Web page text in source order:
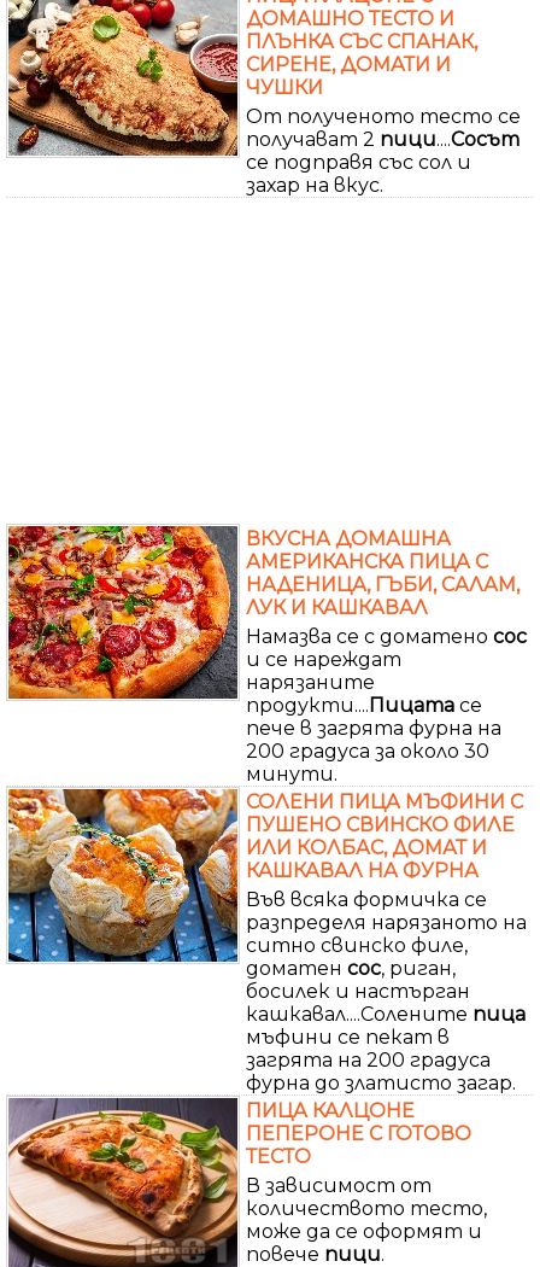
ДОМАШНО ТЕСТО И
ПЛЪНКА СЪС СПАНАК,
СИРЕНЕ, ДОМАТИ И
ЧУШКИ
От полученото тесто се
получават 2 пици....Сосът
се подправя със сол и
захар на вкус.
ВКУСНА ДОМАШНА
АМЕРИКАНСКА ПИЦА С
НАДЕНИЦА, ГЪБИ, САЛАМ,
ЛУК И КАШКАВАЛ
Намазва се с доматено сос
и се нареждат
нарязаните
продукти....Пицата се
пече в загрята фурна на
200 градуса за около 30
минути.
СОЛЕНИ ПИЦА МЪФИНИ С
ПУШЕНО СВИНСКО ФИЛЕ
ИЛИ КОЛБАС, ДОМАТ И
КАШКАВАЛ НА ФУРНА
Във всяка формичка се
разпределя нарязаното на
ситно свинско филе,
доматен сос, риган,
босилек и настърган
кашкавал....Солените пица
мъфини се пекат в
загрята на 200 градуса
фурна до златисто загар.
ПИЦА КАЛЦОНЕ
ПЕПЕРОНЕ С ГОТОВО
ТЕСТО
В зависимост от
количеството тесто,
може да се оформят и
повече пици.